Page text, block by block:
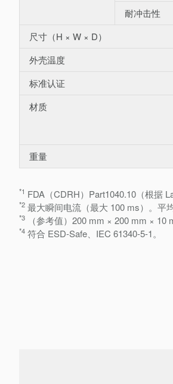
耐冲击性
尺寸（H × W × D）
外壳温度
标准认证
材质
重量
*1 FDA（CDRH）Part1040.10（根据
*2 最大瞬间电流（最大 100 ms）。平
*3 （参考值）200 mm × 200 mm × 10
*4 符合 ESD-Safe、IEC 61340-5-1。